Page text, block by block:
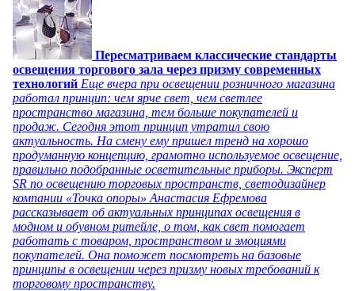
Пересматриваем классические стандарты
освещения торгового зала через призму современных
технологий Еще вчера при освещении розничного магазина
работал принцип: чем ярче свет, чем светлее
пространство магазина, тем больше покупателей и
продаж. Сегодня этот принцип утратил свою
актуальность. На смену ему пришел тренд на хорошо
продуманную концепцию, грамотно используемое освещение,
правильно подобранные осветительные приборы. Эксперт
SR по освещению торговых пространств, светодизайнер
компании «Точка опоры» Анастасия Ефремова
рассказывает об актуальных принципах освещения в
модном и обувном ритейле, о том, как свет помогает
работать с товаром, пространством и эмоциями
покупателей. Она поможет посмотреть на базовые
принципы в освещении через призму новых требований к
торговому пространству.